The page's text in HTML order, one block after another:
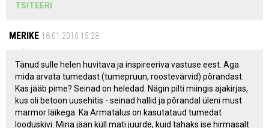
TSITEERI
MERIKE 18.01.2010 15:28
Tänud sulle helen huvitava ja inspireeriva vastuse eest. Aga
mida arvata tumedast (tumepruun, roostevärvid) põrandast.
Kas jääb pime? Seinad on heledad. Nägin pilti miingis ajakirjas,
kus oli betoon uusehitis - seinad hallid ja põrandal üleni must
marmor läikega. Ka Ärmatalus on kasutataud tumedat
looduskivi. Mina jään küll mati juurde, kuid tahaks ise hirmasalt